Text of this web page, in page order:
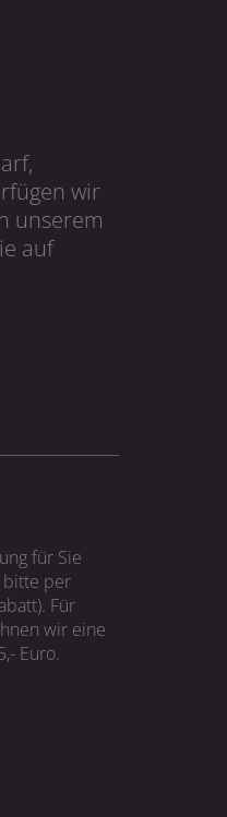
wir
unserem
auf
für Sie
bitte per
Für
wir eine
Euro.